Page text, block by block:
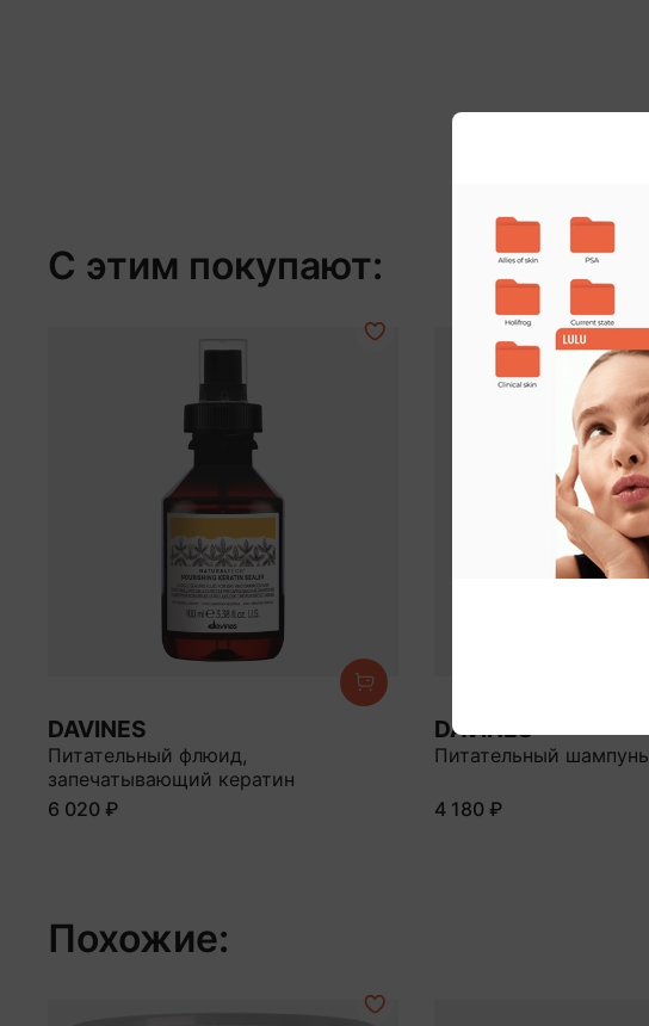
С этим покупают:
DAVINES
Питательный флюид,
запечатывающий кератин
6 020 ₽
DAVINES
Питательный шампунь
4 180 ₽
Похожие: